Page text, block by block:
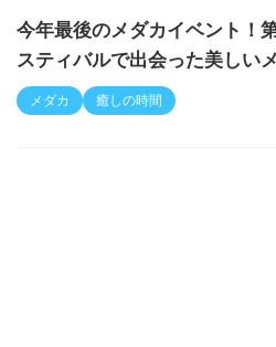
今年最後のメダカイベント！
スティバルで出会った美しい
メダカ 癒しの時間